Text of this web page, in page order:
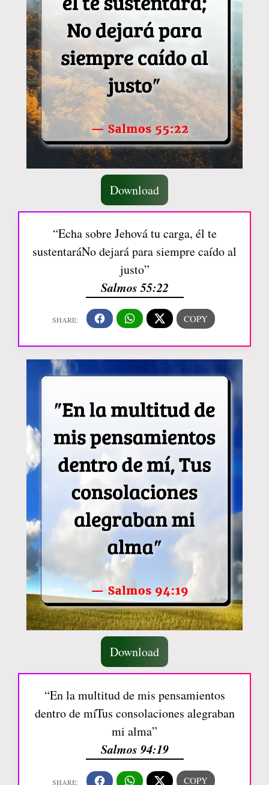
Download
“Echa sobre Jehová tu carga, él te
sustentaráNo dejará para siempre caído al
justo”
Salmos 55:22
Download
“En la multitud de mis pensamientos
dentro de míTus consolaciones alegraban
mi alma”
Salmos 94:19